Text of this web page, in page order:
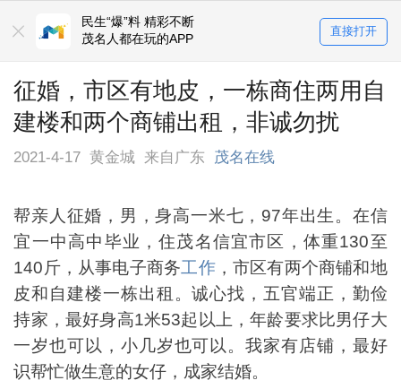
民生“爆”料 精彩不断
茂名人都在玩的APP
直接打开
征婚，市区有地皮，一栋商住两用自
建楼和两个商铺出租，非诚勿扰
2021-4-17 黄金城 来自广东 茂名在线
帮亲人征婚，男，身高一米七，97年出生。在信
宜一中高中毕业，住茂名信宜市区，体重130至
140斤，从事电子商务工作，市区有两个商铺和地
皮和自建楼一栋出租。诚心找，五官端正，勤俭
持家，最好身高1米53起以上，年龄要求比男仔大
一岁也可以，小几岁也可以。我家有店铺，最好
识帮忙做生意的女仔，成家结婚。